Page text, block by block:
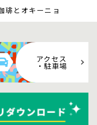
琲とオキーニョ
アクセス
・駐車場